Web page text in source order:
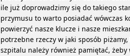
ile już doprowadzimy się do takiego
przymusu to warto posiadać wówczas
powierzyć nasze klucze i nasze
potrzebne rzeczy w jaki sposób
szpitalu należy również pamiętać, żeby